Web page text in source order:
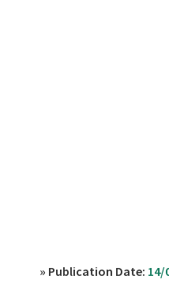
» Publication Date: 14/